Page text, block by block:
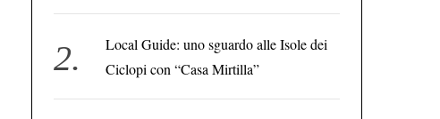
Local Guide: uno sguardo alle Isole dei
Ciclopi con “Casa Mirtilla”